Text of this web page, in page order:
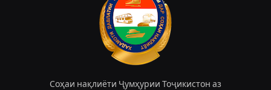
Соҳаи нақлиёти Ҷумҳурии Тоҷикистон аз